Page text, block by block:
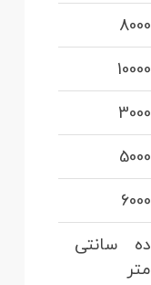
8000
10000
3000
5000
6000
ده سانتی
متر